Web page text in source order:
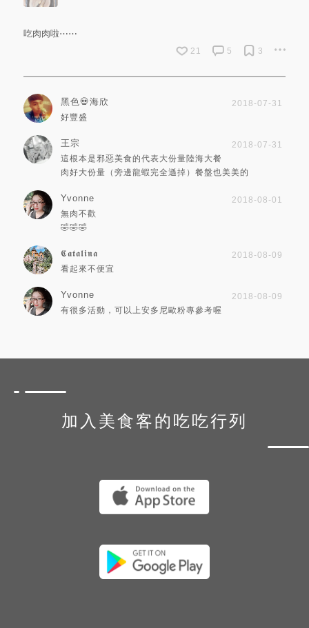
吃肉肉啦⋯⋯
21 5 3
黑色💀海欣
2018-07-31
好豐盛
王宗
2018-07-31
這根本是邪惡美食的代表大份量陸海大餐
肉好大份量（旁邊龍蝦完全遜掉）餐盤也美美的
Yvonne
2018-08-01
無肉不歡
🤣🤣🤣
𝕮𝖆𝖙𝖆𝖑𝖎𝖓𝖆
2018-08-09
看起來不便宜
Yvonne
2018-08-09
有很多活動，可以上安多尼歐粉專參考喔
加入美食客的吃吃行列